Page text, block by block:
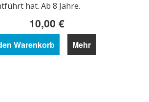
hat. Ab 8 Jahre.
10,00 €
Warenkorb Mehr